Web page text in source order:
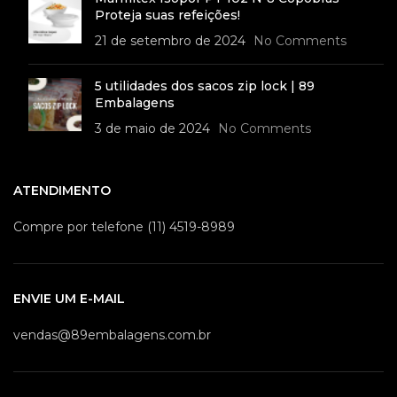
Proteja suas refeições!
21 de setembro de 2024
No Comments
5 utilidades dos sacos zip lock | 89
Embalagens
3 de maio de 2024
No Comments
ATENDIMENTO
Compre por telefone (11) 4519-8989
ENVIE UM E-MAIL
vendas@89embalagens.com.br